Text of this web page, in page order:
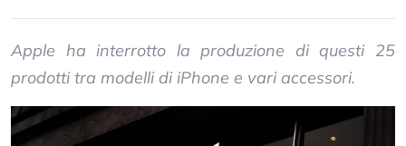
Apple ha interrotto la produzione di questi 25
prodotti tra modelli di iPhone e vari accessori.